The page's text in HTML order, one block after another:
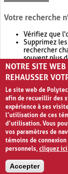
Votre recherche
Vérifiez que
Supprimez
rechercher
souvent plus
Envisagez
retournera
NOTRE SITE
REHAUSSER
Le site web de
afin de recueillir des
expérience à ses
l’utilisation de ces
d’utilisation. Vous
vos paramètres de
témoins de
personnels,cliquez ici
Accepter